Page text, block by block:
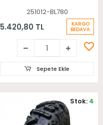
251012-BL780
5.420,80 TL KARGO
BEDAVA
Sepete Ekle
Stok: 4